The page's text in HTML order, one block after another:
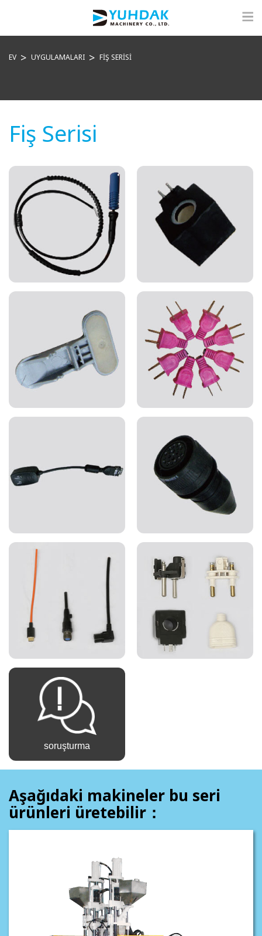
EV UYGULAMALARI FIŞ SERISI
Fiş Serisi
soruşturma
Aşağıdaki makineler bu seri
ürünleri üretebilir：